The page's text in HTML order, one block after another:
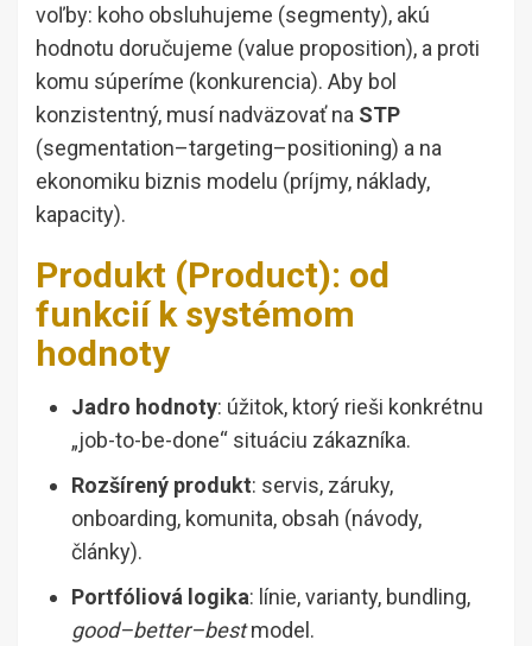
voľby: koho obsluhujeme (segmenty), akú
hodnotu doručujeme (value proposition), a proti
komu súperíme (konkurencia). Aby bol
konzistentný, musí nadväzovať na STP
(segmentation–targeting–positioning) a na
ekonomiku biznis modelu (príjmy, náklady,
kapacity).
Produkt (Product): od
funkcií k systémom
hodnoty
Jadro hodnoty: úžitok, ktorý rieši konkrétnu
„job-to-be-done“ situáciu zákazníka.
Rozšírený produkt: servis, záruky,
onboarding, komunita, obsah (návody,
články).
Portfóliová logika: línie, varianty, bundling,
good–better–bestmodel.